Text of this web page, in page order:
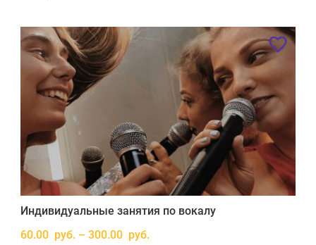
Индивидуальные занятия по вокалу
60.00 руб. – 300.00 руб.